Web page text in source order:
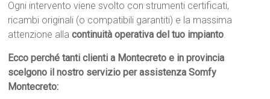
Ogni intervento viene svolto con strumenti certificati,
ricambi originali (o compatibili garantiti) e la massima
attenzione allacontinuità operativa del tuo impianto.
Ecco perché tanti clienti a Montecreto e in provincia
scelgono il nostro servizio per assistenza Somfy
Montecreto: